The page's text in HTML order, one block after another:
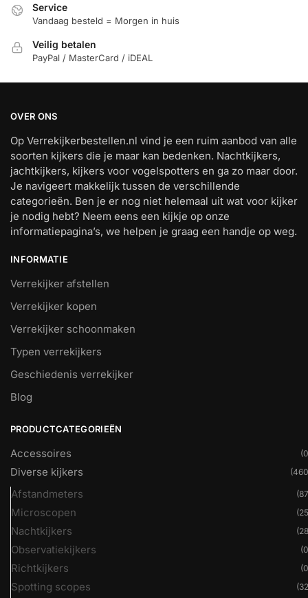
Service
Vandaag besteld = Morgen in huis
Veilig betalen
PayPal / MasterCard / iDEAL
OVER ONS
Op Verrekijkerbestellen.nl vind je een ruim aanbod van alle
soorten kijkers die je maar kan bedenken. Nachtkijkers,
jachtkijkers, kijkers voor vogelspotters en ga zo maar door.
Je navigeert makkelijk tussen de verschillende
categorieën. Ben je er nog niet helemaal uit wat voor kijker
je nodig hebt? Neem eens een kijkje op onze
informatiepagina’s, we helpen je graag een handje op weg.
INFORMATIE
Verrekijker afstellen
Verrekijker kopen
Verrekijker schoonmaken
Typen verrekijkers
Geschiedenis verrekijker
Blog
PRODUCTCATEGORIEËN
Accessoires
Diverse kijkers
Afstandmeters
Microscopen
Nachtkijkers
Observatiekijkers
Richtkijkers
Spotting scopes